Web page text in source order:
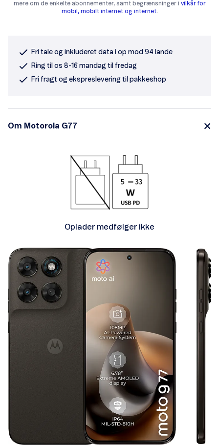
mere om de enkelte abonnementer, samt begrænsninger i vilkår for
mobil, mobilt internet og internet.
Fri tale og inkluderet data i op mod 94 lande
Ring til os 8-16 mandag til fredag
Fri fragt og ekspreslevering til pakkeshop
Om Motorola G77
Oplader medfølger ikke